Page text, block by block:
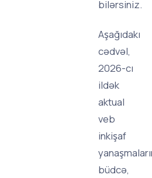
bilərsiniz.
Aşağıdakı
cədvəl,
2026-cı
ildək
aktual
veb
inkişaf
büdcə,